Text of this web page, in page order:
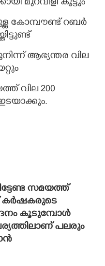
മുറവിളി കൂട്ടും
കോമ്പൗണ്ട് റബർ
ആഭ്യന്തര വില
വില 200
സമയത്ത്
കർഷകരുടെ
കൂടുമ്പോൾ
പലരും